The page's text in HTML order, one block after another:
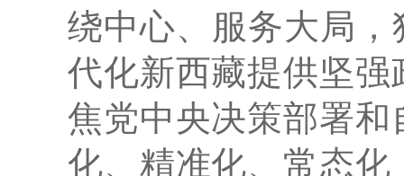
绕中心、服务大局
代化新西藏提供坚
焦党中央决策部署
化、精准化、常态